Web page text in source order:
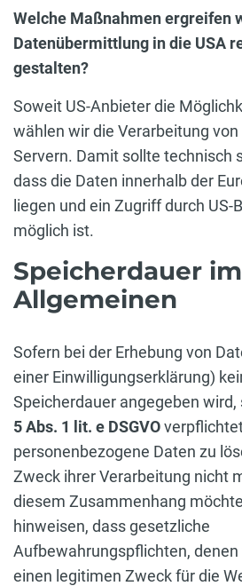
Welche Maßnahmen ergreifen
Datenübermittlung in die USA
gestalten?
Soweit US-Anbieter die
wählen wir die Verarbeitung von
Servern. Damit sollte technisch
dass die Daten innerhalb der
liegen und ein Zugriff durch US-
möglich ist.
Speicherdauer im
Allgemeinen
Sofern bei der Erhebung von
einer Einwilligungserklärung)
Speicherdauer angegeben
5 Abs. 1 lit. e DSGVO
personenbezogene Daten zu
Zweck ihrer Verarbeitung nicht
diesem Zusammenhang
hinweisen, dass gesetzliche
Aufbewahrungspflichten,
einen legitimen Zweck für die